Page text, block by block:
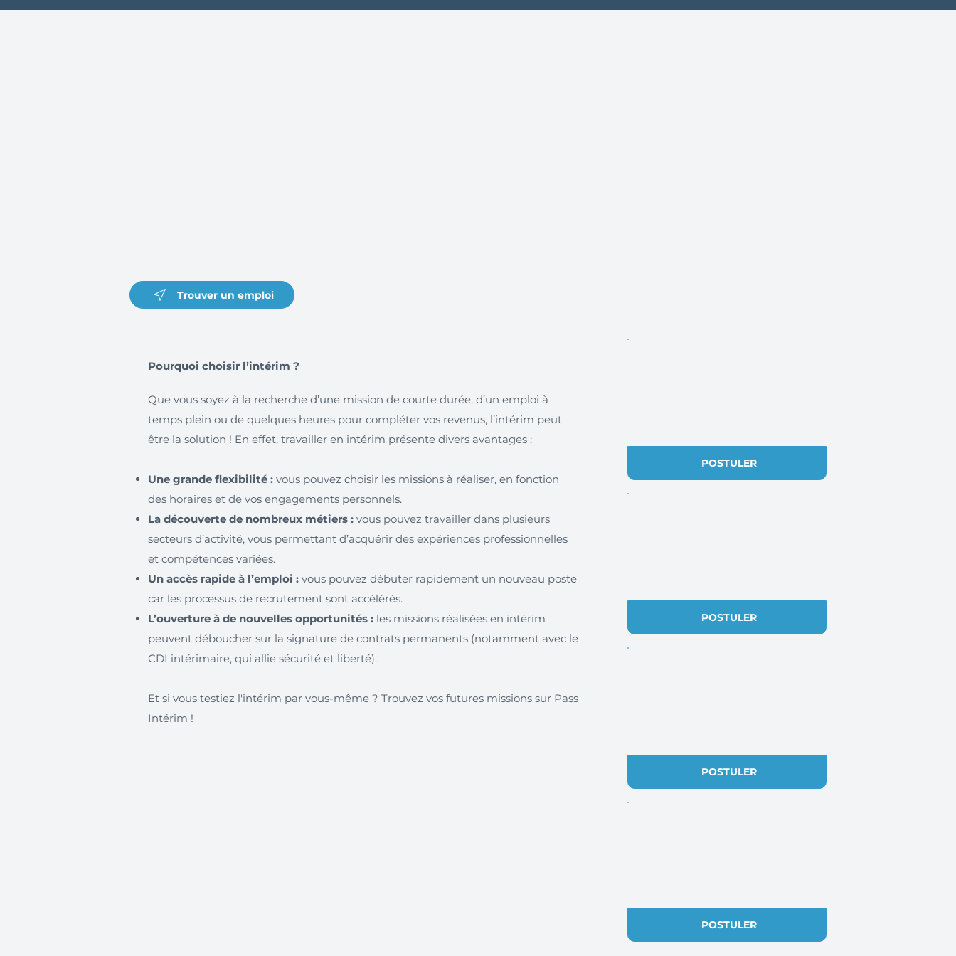
Trouver un emploi
Pourquoi choisir l’intérim ?
Que vous soyez à la recherche d’une mission de courte durée, d’un emploi à
temps plein ou de quelques heures pour compléter vos revenus, l’intérim peut
être la solution ! En effet, travailler en intérim présente divers avantages :
Une grande flexibilité : vous pouvez choisir les missions à réaliser, en fonction
des horaires et de vos engagements personnels.
La découverte de nombreux métiers : vous pouvez travailler dans plusieurs
secteurs d’activité, vous permettant d’acquérir des expériences professionnelles
et compétences variées.
Un accès rapide à l’emploi : vous pouvez débuter rapidement un nouveau poste
car les processus de recrutement sont accélérés.
L’ouverture à de nouvelles opportunités : les missions réalisées en intérim
peuvent déboucher sur la signature de contrats permanents (notamment avec le
CDI intérimaire, qui allie sécurité et liberté).
Et si vous testiez l'intérim par vous-même ? Trouvez vos futures missions sur Pass
Intérim !
POSTULER
POSTULER
POSTULER
POSTULER